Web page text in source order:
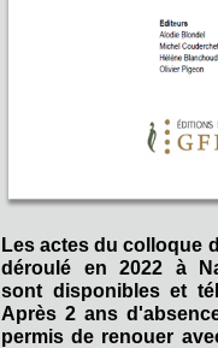
Les actes du colloque
déroulé en 2022 à
sont disponibles et
Après 2 ans
permis de renouer